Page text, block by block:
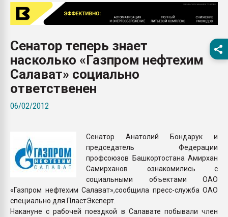
Помощь в подборе
Вакуум-формовочные
Подмосковье, Москва
28.07.2026
первый план в
Сенатор теперь знает
насколько «Газпром нефтехим
Салават» социально
ответственен
06/02/2012
Сенатор Анатолий Бондарук и
председатель Федерации
профсоюзов Башкортостана Амирхан
Самирханов ознакомились с
социальными объектами ОАО
«Газпром нефтехим Салават»,сообщила пресс-служба ОАО
специально для ПластЭксперт.
Накануне с рабочей поездкой в Салавате побывали член